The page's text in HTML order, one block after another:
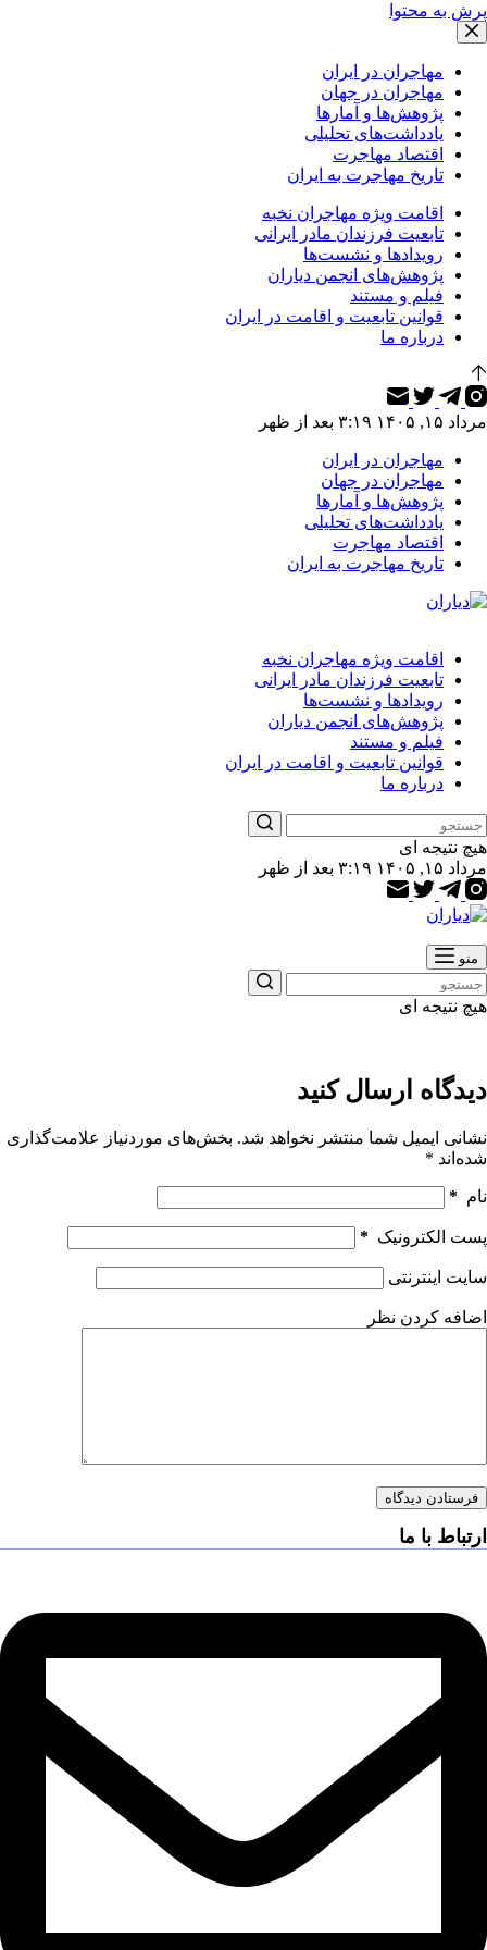
پرش به محتوا
مهاجران در ایران
مهاجران در جهان
پژوهش‌ها و آمارها
یادداشت‌های تحلیلی
اقتصاد مهاجرت
تاریخ مهاجرت به ایران
اقامت ویژه مهاجران نخبه
تابعیت فرزندان مادر ایرانی
رویدادها و نشست‌ها
پژوهش‌های انجمن دیاران
فیلم و مستند
قوانین تابعیت و اقامت در ایران
درباره ما
مرداد ۱۵, ۱۴۰۵ ۳:۱۹ بعد از ظهر
مهاجران در ایران
مهاجران در جهان
پژوهش‌ها و آمارها
یادداشت‌های تحلیلی
اقتصاد مهاجرت
تاریخ مهاجرت به ایران
اقامت ویژه مهاجران نخبه
تابعیت فرزندان مادر ایرانی
رویدادها و نشست‌ها
پژوهش‌های انجمن دیاران
فیلم و مستند
قوانین تابعیت و اقامت در ایران
درباره ما
هیچ نتیجه ای
مرداد ۱۵, ۱۴۰۵ ۳:۱۹ بعد از ظهر
منو
هیچ نتیجه ای
دیدگاه ارسال کنید
نشانی ایمیل شما منتشر نخواهد شد. بخش‌های موردنیاز علامت‌گذاری
شده‌اند *
نام *
پست الکترونیک *
سایت اینترنتی
اضافه کردن نظر
فرستادن دیدگاه
ارتباط با ما